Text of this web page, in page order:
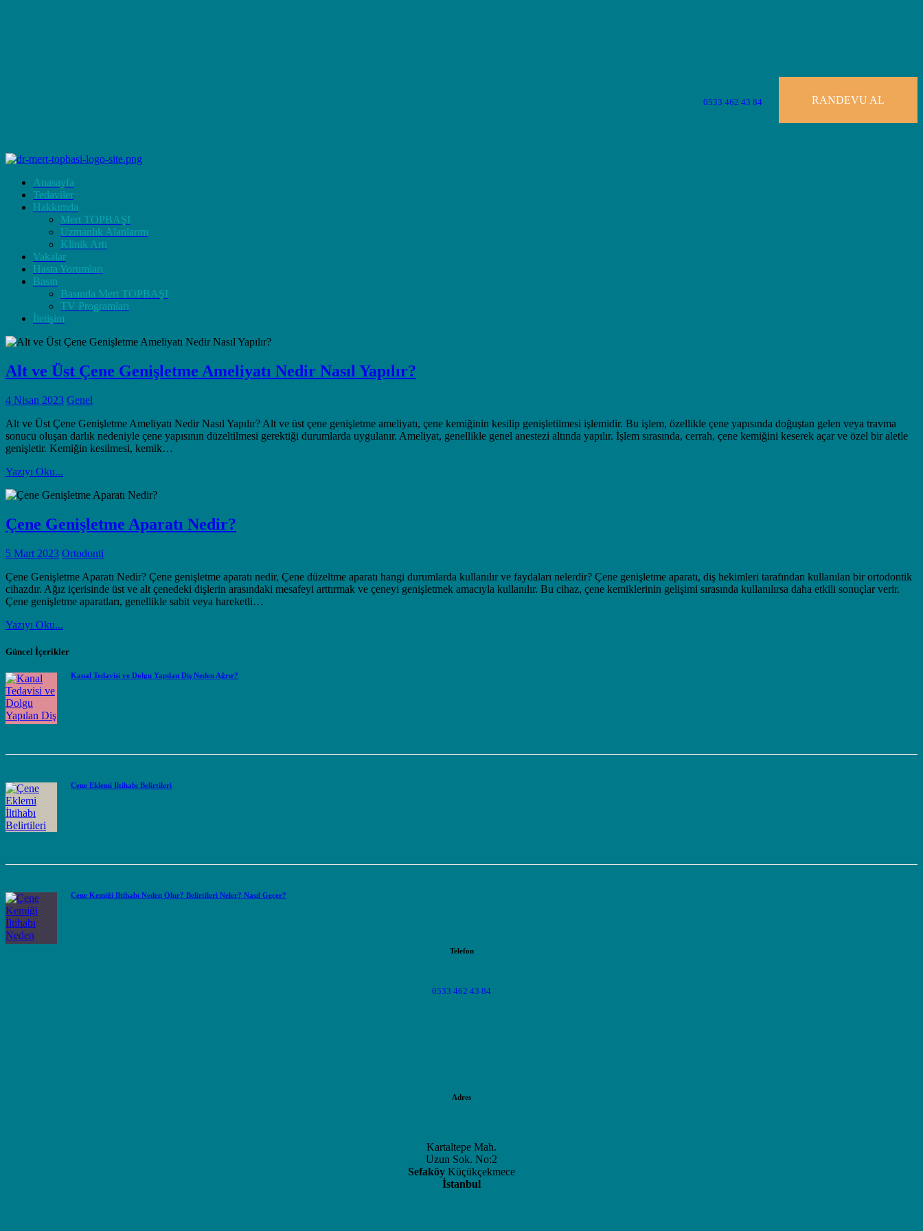
0533 462 43 84 RANDEVU AL
Anasayfa
Tedaviler
Hakkımda
Mert TOPBAŞI
Uzmanlık Alanlarım
Klinik Artı
Vakalar
Hasta Yorumları
Basın
Basında Mert TOPBAŞI
TV Programları
İletişim
Alt ve Üst Çene Genişletme Ameliyatı Nedir Nasıl Yapılır?
4 Nisan 2023 Genel
Alt ve Üst Çene Genişletme Ameliyatı Nedir Nasıl Yapılır? Alt ve üst çene genişletme ameliyatı, çene kemiğinin kesilip genişletilmesi işlemidir. Bu işlem, özellikle çene yapısında doğuştan gelen veya travma
sonucu oluşan darlık nedeniyle çene yapısının düzeltilmesi gerektiği durumlarda uygulanır. Ameliyat, genellikle genel anestezi altında yapılır. İşlem sırasında, cerrah, çene kemiğini keserek açar ve özel bir aletle
genişletir. Kemiğin kesilmesi, kemik…
Yazıyı Oku...
Çene Genişletme Aparatı Nedir?
5 Mart 2023 Ortodonti
Çene Genişletme Aparatı Nedir? Çene genişletme aparatı nedir, Çene düzeltme aparatı hangi durumlarda kullanılır ve faydaları nelerdir? Çene genişletme aparatı, diş hekimleri tarafından kullanılan bir ortodontik
cihazdır. Ağız içerisinde üst ve alt çenedeki dişlerin arasındaki mesafeyi arttırmak ve çeneyi genişletmek amacıyla kullanılır. Bu cihaz, çene kemiklerinin gelişimi sırasında kullanılırsa daha etkili sonuçlar verir.
Çene genişletme aparatları, genellikle sabit veya hareketli…
Yazıyı Oku...
Güncel İçerikler
Kanal Tedavisi ve Dolgu Yapılan Diş Neden Ağrır?
Çene Eklemi İltihabı Belirtileri
Çene Kemiği İltihabı Neden Olur? Belirtileri Neler? Nasıl Geçer?
Telefon
0533 462 43 84
Adres
Kartaltepe Mah.
Uzun Sok. No:2
Sefaköy Küçükçekmece
İstanbul